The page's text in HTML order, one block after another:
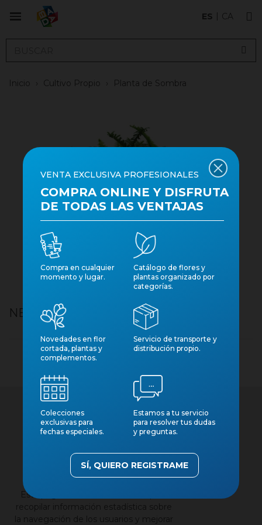
ES CA
Inicio Cultivo Propio Planta de Sombra
NEPHROLEPIS JESTER 5L
Contacto
Aviso legal
Política de privacidad
Esta página web utiliza cookies para
recopilar información estadística sobre
la navegación de los usuarios y mejorar
×
VENTA EXCLUSIVA PROFESIONALES
COMPRA ONLINE Y DISFRUTA
DE TODAS LAS VENTAJAS
Compra en cualquier
momento y lugar.
Catálogo de flores y
plantas organizado por
categorías.
Novedades en flor
cortada, plantas y
complementos.
Servicio de transporte y
distribución propio.
Colecciones
exclusivas para
fechas especiales.
Estamos a tu servicio
para resolver tus dudas
y preguntas.
SÍ, QUIERO REGISTRAME